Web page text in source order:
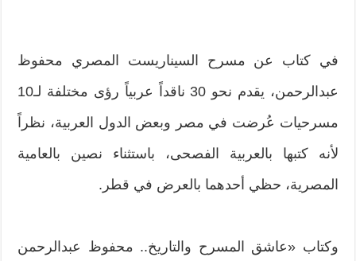
في كتاب عن مسرح السيناريست المصري محفوظ
عبدالرحمن، يقدم نحو ‬30 ناقداً عربياً رؤى مختلفة لـ‬10
مسرحيات عُرضت في مصر وبعض الدول العربية، نظراً
لأنه كتبها بالعربية الفصحى، باستثناء نصين بالعامية
المصرية، حظي أحدهما بالعرض في قطر.
وكتاب «عاشق المسرح والتاريخ.. محفوظ عبدالرحمن